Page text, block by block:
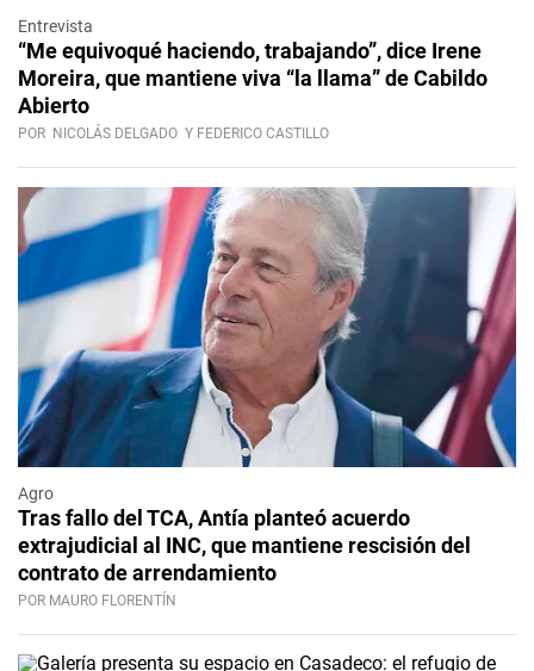
Entrevista
“Me equivoqué haciendo, trabajando”, dice Irene
Moreira, que mantiene viva “la llama” de Cabildo
Abierto
POR NICOLÁS DELGADO Y FEDERICO CASTILLO
Agro
Tras fallo del TCA, Antía planteó acuerdo
extrajudicial al INC, que mantiene rescisión del
contrato de arrendamiento
POR MAURO FLORENTÍN